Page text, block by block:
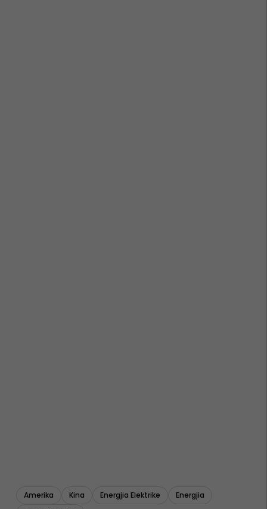
Amerika Kina Energjia Elektrike
Energjia